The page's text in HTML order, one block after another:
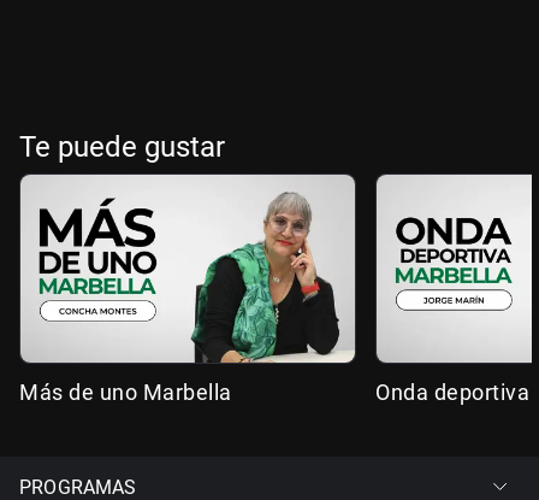
Te puede gustar
Más de uno Marbella Onda deportiva
PROGRAMAS